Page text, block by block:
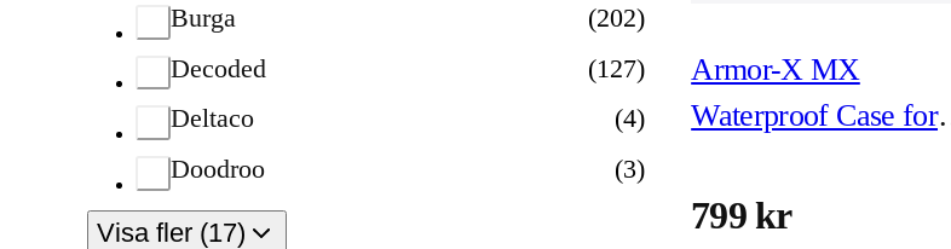
Burga
(202)
Decoded
(127)
Deltaco
(4)
Doodroo
(3)
Visa fler (17)
Armor-X MX
Waterproof Case for
799 kr